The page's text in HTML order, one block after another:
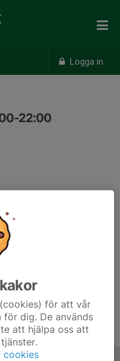
Logga in
22:00
seriespel
för att vår
dig. De används
att hjälpa oss att
cookies